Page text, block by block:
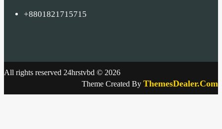
+8801821715715
All rights reserved 24hrstvbd © 2026
Theme Created By ThemesDealer.Com